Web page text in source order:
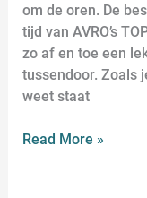
om de oren. De
tijd van AVRO’s
zo af en toe een
tussendoor. Zoals
weet staat
Read More »